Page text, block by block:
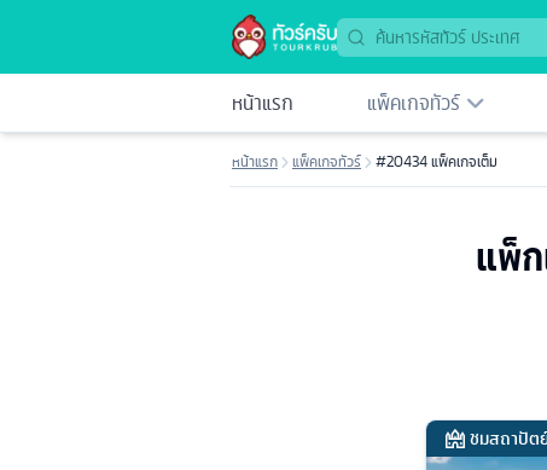
หน้าแรก แพ็คเกจทัวร์
หน้าแรก แพ็คเกจทัวร์ #20434 แพ็คเกจเต็ม
แพ็
ชมสถาปัต